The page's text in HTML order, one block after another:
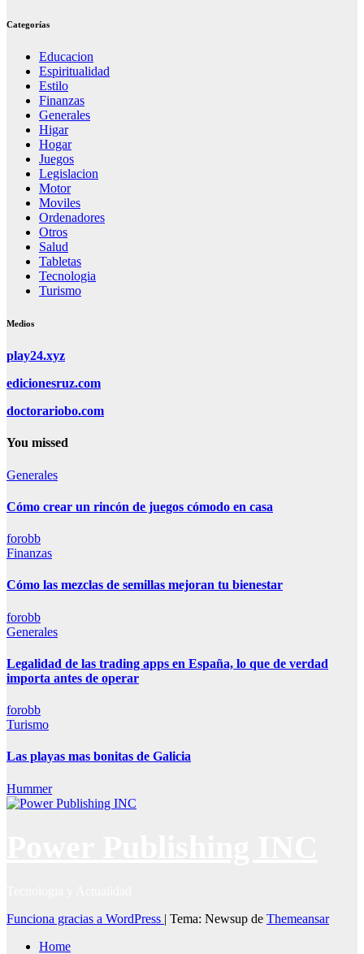
Categorías
Educacion
Espiritualidad
Estilo
Finanzas
Generales
Higar
Hogar
Juegos
Legislacion
Motor
Moviles
Ordenadores
Otros
Salud
Tabletas
Tecnologia
Turismo
Medios
play24.xyz
edicionesruz.com
doctorariobo.com
You missed
Generales
Cómo crear un rincón de juegos cómodo en casa
forobb
Finanzas
Cómo las mezclas de semillas mejoran tu bienestar
forobb
Generales
Legalidad de las trading apps en España, lo que de verdad
importa antes de operar
forobb
Turismo
Las playas mas bonitas de Galicia
Hummer
Funciona gracias a WordPress | Tema: Newsup de Themeansar
Home